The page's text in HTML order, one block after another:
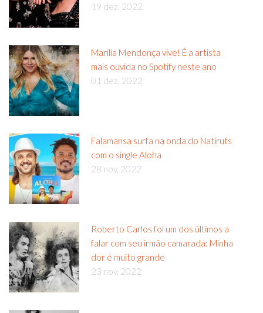
19 dez, 2022
Marília Mendonça vive! É a artista
mais ouvida no Spotify neste ano
01 dez, 2022
Falamansa surfa na onda do Natiruts
com o single Aloha
28 nov, 2022
Roberto Carlos foi um dos últimos a
falar com seu irmão camarada: Minha
dor é muito grande
23 nov, 2022